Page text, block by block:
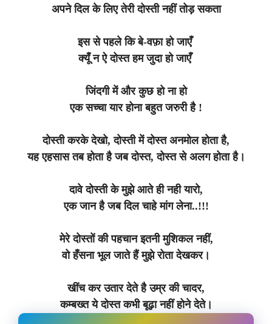
अपने दिल के लिए तेरी दोस्ती नहीं तोड़ सकता
इस से पहले कि बे-वफ़ा हो जाएँ
क्यूँ न ऐ दोस्त हम जुदा हो जाएँ
जिंदगी में और कुछ हो ना हो
एक सच्चा यार होना बहुत जरुरी है !
दोस्ती करके देखो, दोस्ती में दोस्त अनमोल होता है,
यह एहसास तब होता है जब दोस्त, दोस्त से अलग होता है।
दावे दोस्ती के मुझे आते ही नही यारो,
एक जान है जब दिल चाहे मांग लेना..!!!
मेरे दोस्तों की पहचान इतनी मुशिकल नहीं,
वो हँसना भूल जाते हैं मुझे रोता देखकर।
खींच कर उतार देते है उम्र की चादर,
कम्बख्त ये दोस्त कभी बूढ़ा नहीं होने देते।